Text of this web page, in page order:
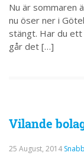
Nu är sommaren
nu öser ner i
stängt. Har du ett
går det […]
Vilande
25 August, 2014